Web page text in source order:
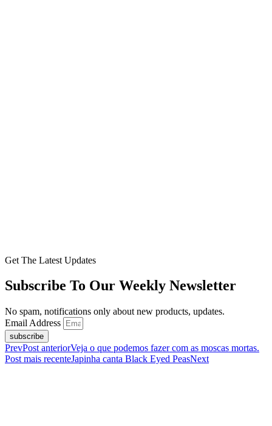
Get The Latest Updates
Subscribe To Our Weekly Newsletter
No spam, notifications only about new products, updates.
Email Address
subscribe
PrevPost anteriorVeja o que podemos fazer com as moscas mortas.
Post mais recenteJapinha canta Black Eyed PeasNext